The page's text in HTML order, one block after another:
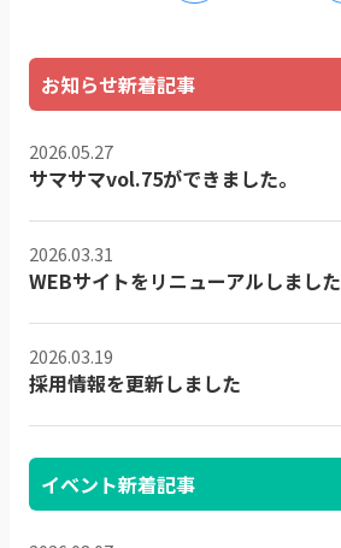
お知らせ新着記事
2026.05.27
サマサマvol.75ができました。
2026.03.31
WEBサイトをリニューアルしました
2026.03.19
採用情報を更新しました
イベント新着記事